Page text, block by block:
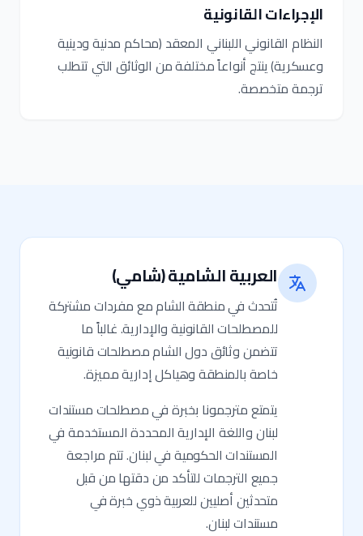
الإجراءات القانونية
النظام القانوني اللبناني المعقد (محاكم مدنية ودينية
وعسكرية) ينتج أنواعاً مختلفة من الوثائق التي تتطلب
ترجمة متخصصة.
العربية الشامية (شامي)
تُتحدث في منطقة الشام مع مفردات مشتركة
للمصطلحات القانونية والإدارية. غالباً ما
تتضمن وثائق دول الشام مصطلحات قانونية
خاصة بالمنطقة وهياكل إدارية مميزة.
يتمتع مترجمونا بخبرة في مصطلحات مستندات
لبنان واللغة الإدارية المحددة المستخدمة في
المستندات الحكومية في لبنان. تتم مراجعة
جميع الترجمات للتأكد من دقتها من قبل
متحدثين أصليين للعربية ذوي خبرة في
مستندات لبنان.